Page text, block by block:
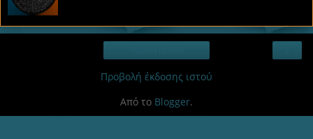
Προβολή έκδοσης ιστού
Από το Blogger.